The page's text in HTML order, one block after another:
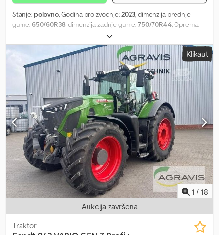
Stanje: polovno, Godina proizvodnje:2023, dimenzija prednje
gume:650/60R38, dimenzija zadnje gume:750/70R44, Oprema:
kompresovani vazdušni kočioni sistem, prednji priključni vratilo
Section Control, težina opterećenja zadnjih točkova 2x 600 kg,
sistem za regulaciju pritiska u gumama / VarioGrip, Fendt Stability
Control, kuglasti sistem prinudnog upravljanja levo, kuglasti sistem
prinudnog upravljanja / desno, držač za tablet, kamera na haubi,
rashladna kutija, terminal 12 inča, naviđenje po tragu / RT.
Cedpfxjtt I N Do Angorf
Klikaut
1 / 18
Aukcija završena
Traktor